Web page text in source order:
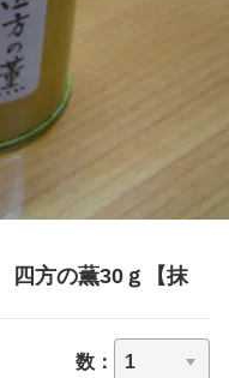
方の薫30ｇ【抹
数：